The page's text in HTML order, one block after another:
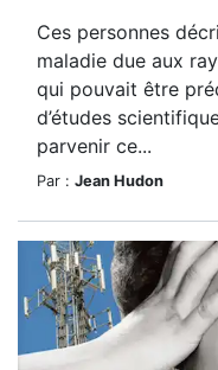
Ces personnes
maladie due aux
qui pouvait être
d’études
parvenir ce...
Par : Jean Hudon